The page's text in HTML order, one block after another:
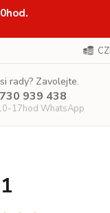
rady? Zavolejte.
939 438
17hod WhatsApp